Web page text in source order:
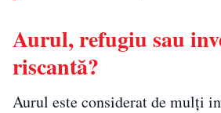
Aurul, refugiu sau
riscantă?
Aurul este considerat de mulți